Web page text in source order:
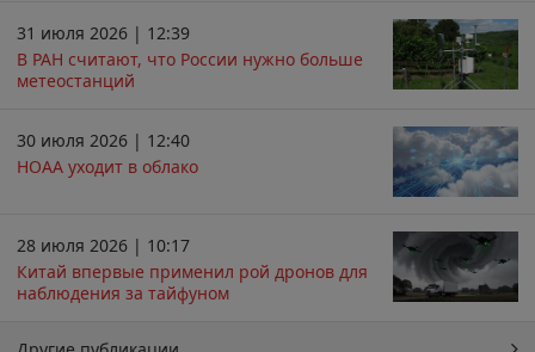
31 июля 2026 | 12:39
В РАН считают, что России нужно больше
метеостанций
30 июля 2026 | 12:40
НОАА уходит в облако
28 июля 2026 | 10:17
Китай впервые применил рой дронов для
наблюдения за тайфуном